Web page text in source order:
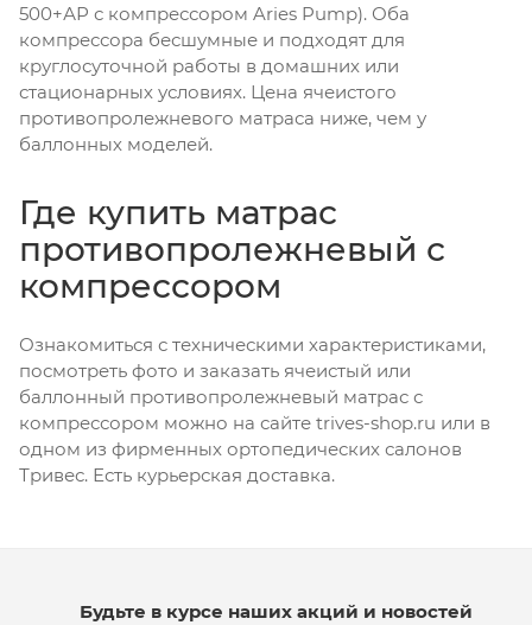
500+АР с компрессором Aries Pump). Оба
компрессора бесшумные и подходят для
круглосуточной работы в домашних или
стационарных условиях. Цена ячеистого
противопролежневого матраса ниже, чем у
баллонных моделей.
Где купить матрас
противопролежневый с
компрессором
Ознакомиться с техническими характеристиками,
посмотреть фото и заказать ячеистый или
баллонный противопролежневый матрас с
компрессором можно на сайте trives-shop.ru или в
одном из фирменных ортопедических салонов
Тривес. Есть курьерская доставка.
Будьте в курсе наших акций и новостей